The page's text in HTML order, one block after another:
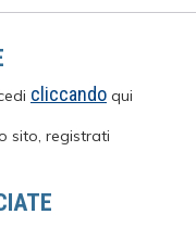
cliccando qui
sito, registrati